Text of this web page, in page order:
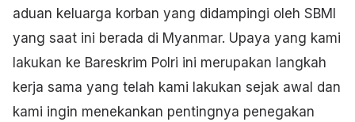
aduan keluarga korban yang didampingi oleh SBMI
yang saat ini berada di Myanmar. Upaya yang kami
lakukan ke Bareskrim Polri ini merupakan langkah
kerja sama yang telah kami lakukan sejak awal dan
kami ingin menekankan pentingnya penegakan